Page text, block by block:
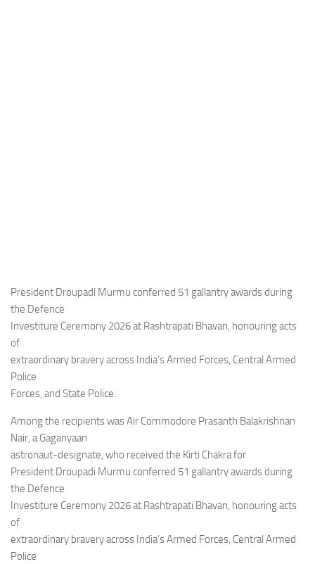
Industria
Eventi
President Droupadi Murmu conferred 51 gallantry awards during
the Defence
Investiture Ceremony 2026 at Rashtrapati Bhavan, honouring acts
of
extraordinary bravery across India’s Armed Forces, Central Armed
Police
Forces, and State Police.
Among the recipients was Air Commodore Prasanth Balakrishnan
Nair, a Gaganyaan
astronaut-designate, who received the Kirti Chakra for
President Droupadi Murmu conferred 51 gallantry awards during
the Defence
Investiture Ceremony 2026 at Rashtrapati Bhavan, honouring acts
of
extraordinary bravery across India’s Armed Forces, Central Armed
Police